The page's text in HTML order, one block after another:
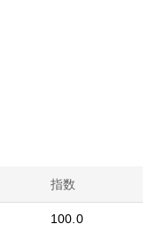
指数
100.0